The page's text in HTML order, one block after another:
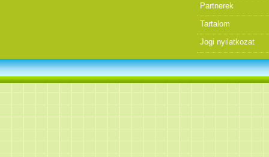
Partnerek
Tartalom
Jogi nyilatkozat